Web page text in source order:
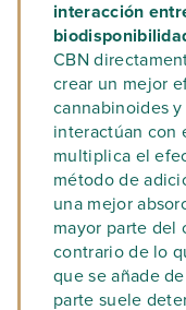
interacción
CBN
crear un mejor
cannabinoides
interactúan con
multiplica el
método de
una mejor
mayor parte del
contrario de lo
que se añade
parte suele